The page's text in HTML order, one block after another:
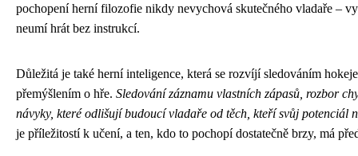
pochopení herní filozofie nikdy nevychová skutečného vladaře –
neumí hrát bez instrukcí.
Důležitá je také herní inteligence, která se rozvíjí sledováním
přemýšlením o hře. Sledování záznamu vlastních zápasů, rozbor
návyky, které odlišují budoucí vladaře od těch, kteří svůj potenciál
je příležitostí k učení, a ten, kdo to pochopí dostatečně brzy, má